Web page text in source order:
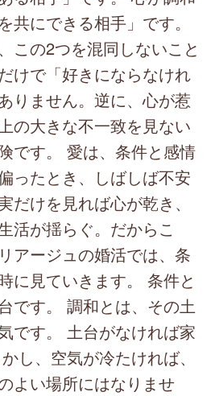
共にできる相手」です。
この2つを混同しないこと
けで「好きにならなけれ
りません。逆に、心が惹
の大きな不一致を見ない
です。 愛は、条件と感情
ったとき、しばしば不安
だけを見れば心が乾き、
活が揺らぐ。だからこ
アージュの婚活では、条
に見ていきます。 条件と
です。 調和とは、その土
です。 土台がなければ家
し、空気が冷たければ、
よい場所にはなりませ